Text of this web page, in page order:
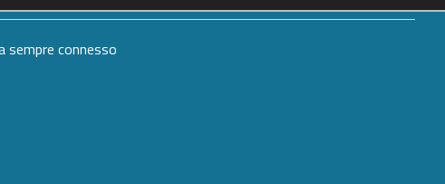
sempre connesso